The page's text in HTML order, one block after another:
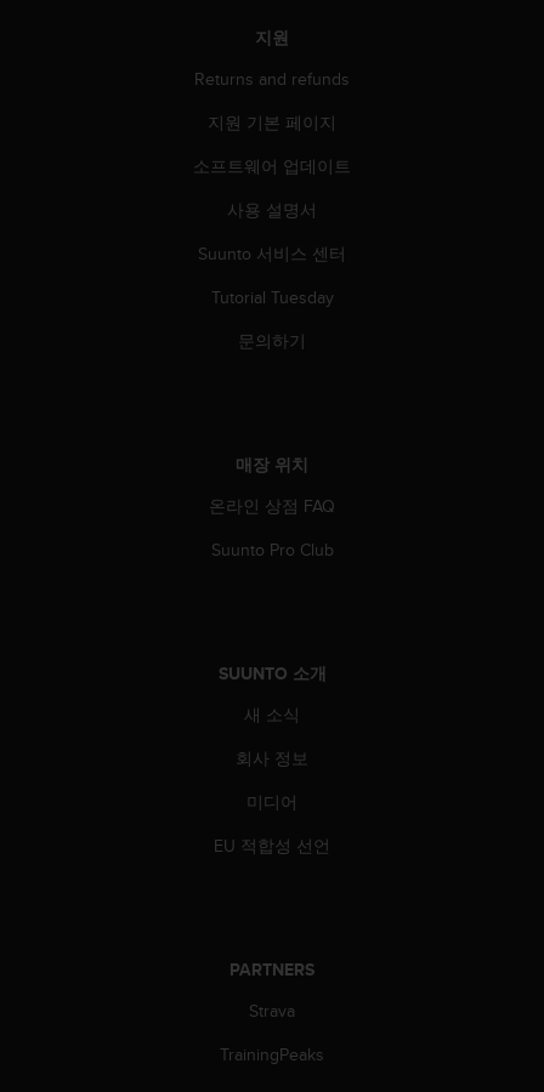
지원
Returns and refunds
지원 기본 페이지
소프트웨어 업데이트
사용 설명서
Suunto 서비스 센터
Tutorial Tuesday
문의하기
매장 위치
온라인 상점 FAQ
Suunto Pro Club
SUUNTO 소개
새 소식
회사 정보
미디어
EU 적합성 선언
PARTNERS
Strava
TrainingPeaks